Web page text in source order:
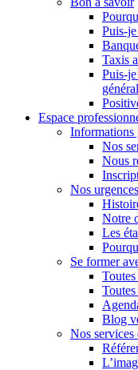
Puis-
Taxis
Puis-
Espace
Informations
Nos
Nous
Nos urgences
Notre
Les
Se former
Blog
Nos services